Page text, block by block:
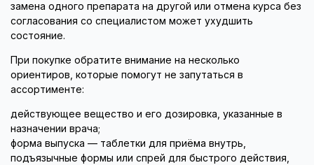
замена одного препарата на другой или отмена курса без
согласования со специалистом может ухудшить
состояние.
При покупке обратите внимание на несколько
ориентиров, которые помогут не запутаться в
ассортименте:
действующее вещество и его дозировка, указанные в
назначении врача;
форма выпуска — таблетки для приёма внутрь,
подъязычные формы или спрей для быстрого действия,